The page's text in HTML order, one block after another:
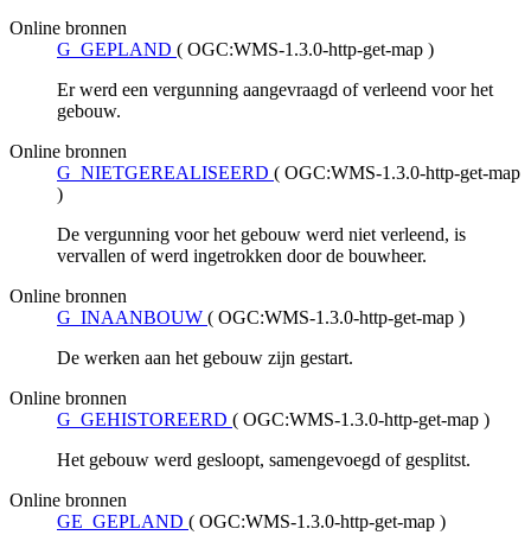
Online bronnen
G_GEPLAND ( OGC:WMS-1.3.0-http-get-map )
Er werd een vergunning aangevraagd of verleend voor het
gebouw.
Online bronnen
G_NIETGEREALISEERD ( OGC:WMS-1.3.0-http-get-map
)
De vergunning voor het gebouw werd niet verleend, is
vervallen of werd ingetrokken door de bouwheer.
Online bronnen
G_INAANBOUW ( OGC:WMS-1.3.0-http-get-map )
De werken aan het gebouw zijn gestart.
Online bronnen
G_GEHISTOREERD ( OGC:WMS-1.3.0-http-get-map )
Het gebouw werd gesloopt, samengevoegd of gesplitst.
Online bronnen
GE_GEPLAND ( OGC:WMS-1.3.0-http-get-map )